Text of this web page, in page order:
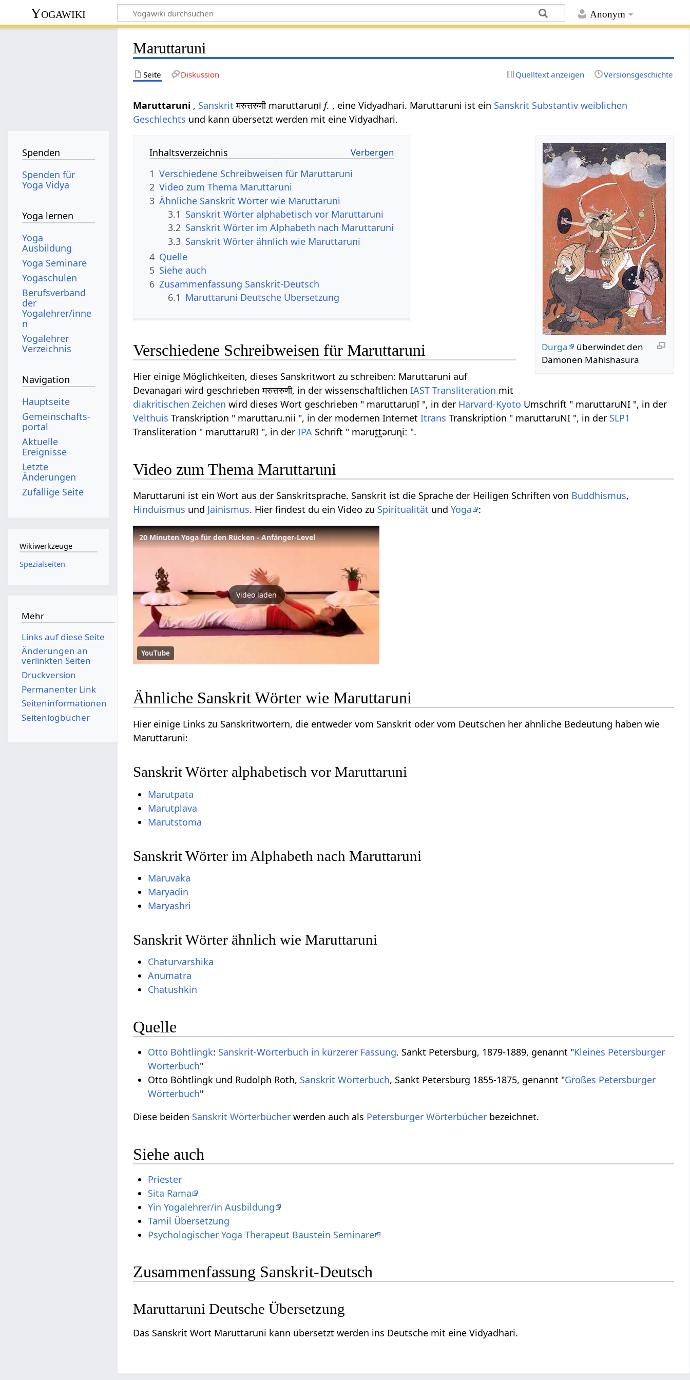
Anonym
Yogawiki
Maruttaruni
Seite Diskussion Quelltext anzeigen Versionsgeschichte
Maruttaruni , Sanskrit मरुत्तरुणी maruttaruṇī f. , eine Vidyadhari. Maruttaruni ist ein Sanskrit Substantiv weiblichen
Geschlechts und kann übersetzt werden mit eine Vidyadhari.
Durga
überwindet den
Dämonen Mahishasura
Inhaltsverzeichnis
1 Verschiedene Schreibweisen für Maruttaruni
2 Video zum Thema Maruttaruni
3 Ähnliche Sanskrit Wörter wie Maruttaruni
3.1 Sanskrit Wörter alphabetisch vor Maruttaruni
3.2 Sanskrit Wörter im Alphabeth nach Maruttaruni
3.3 Sanskrit Wörter ähnlich wie Maruttaruni
4 Quelle
5 Siehe auch
6 Zusammenfassung Sanskrit-Deutsch
6.1 Maruttaruni Deutsche Übersetzung
Verschiedene Schreibweisen für Maruttaruni
Hier einige Möglichkeiten, dieses Sanskritwort zu schreiben: Maruttaruni auf
Devanagari wird geschrieben मरुत्तरुणी, in der wissenschaftlichenIAST Transliteration mit
diakritischen Zeichen wird dieses Wort geschrieben " maruttaruṇī ", in der Harvard-Kyoto Umschrift " maruttaruNI ", in der
Velthuis Transkription " maruttaru.nii ", in der modernen InternetItrans Transkription " maruttaruNI ", in der SLP1
Transliteration " maruttaruRI ", in derIPA Schrift " mərut̪t̪əruɳiː ".
Video zum Thema Maruttaruni
Maruttaruni ist ein Wort aus der Sanskritsprache. Sanskrit ist die Sprache der Heiligen Schriften von Buddhismus,
Hinduismus und Jainismus. Hier findest du ein Video zu Spiritualität undYoga :
20 Minuten Yoga für den Rücken - Anfänger-Level
Video laden
YouTube
Ähnliche Sanskrit Wörter wie Maruttaruni
Hier einige Links zu Sanskritwörtern, die entweder vom Sanskrit oder vom Deutschen her ähnliche Bedeutung haben wie
Maruttaruni:
Sanskrit Wörter alphabetisch vor Maruttaruni
Marutpata
Marutplava
Marutstoma
Sanskrit Wörter im Alphabeth nach Maruttaruni
Maruvaka
Maryadin
Maryashri
Sanskrit Wörter ähnlich wie Maruttaruni
Chaturvarshika
Anumatra
Chatushkin
Quelle
Otto Böhtlingk: Sanskrit-Wörterbuch in kürzerer Fassung. Sankt Petersburg, 1879-1889, genannt "Kleines Petersburger
Wörterbuch"
Otto Böhtlingk und Rudolph Roth, Sanskrit Wörterbuch, Sankt Petersburg 1855-1875, genannt "Großes Petersburger
Wörterbuch"
Diese beiden Sanskrit Wörterbücher werden auch als Petersburger Wörterbücher bezeichnet.
Siehe auch
Priester
Sita Rama
Yin Yogalehrer/in Ausbildung
Tamil Übersetzung
Psychologischer Yoga Therapeut Baustein Seminare
Zusammenfassung Sanskrit-Deutsch
Maruttaruni Deutsche Übersetzung
Das Sanskrit Wort Maruttaruni kann übersetzt werden ins Deutsche mit eine Vidyadhari.
Spenden
Spenden für
Yoga Vidya
Yoga lernen
Yoga
Ausbildung
Yoga Seminare
Yogaschulen
Berufsverband
der
Yogalehrer/inne
n
Yogalehrer
Verzeichnis
Navigation
Hauptseite
Gemeinschafts­
portal
Aktuelle
Ereignisse
Letzte
Änderungen
Zufällige Seite
Wikiwerkzeuge
Spezialseiten
Mehr
Links auf diese Seite
Änderungen an
verlinkten Seiten
Druckversion
Permanenter Link
Seiten­­informationen
Seitenlogbücher